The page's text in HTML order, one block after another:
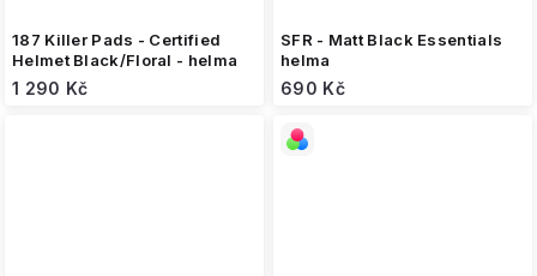
187 Killer Pads - Certified
Helmet Black/Floral - helma
1 290 Kč
SFR - Matt Black Essentials
helma
690 Kč